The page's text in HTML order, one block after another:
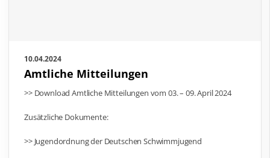
10.04.2024
Amtliche Mitteilungen
>> Download Amtliche Mitteilungen vom 03. – 09. April 2024
Zusätzliche Dokumente:
>> Jugendordnung der Deutschen Schwimmjugend